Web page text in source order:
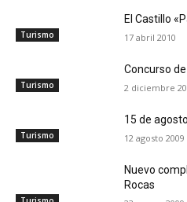
Turismo
El Castillo
17 abril 2010
Turismo
Concurso
2 diciembre
Turismo
15 de
12 agosto 2009
Nuevo
Rocas